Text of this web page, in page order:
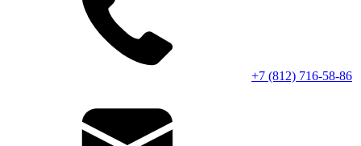
+7 (812) 716-58-86